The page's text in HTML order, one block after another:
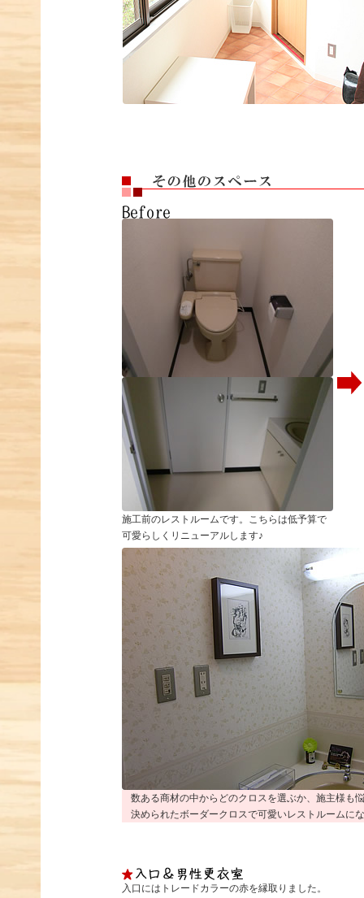
施工前のレストルームです。こちらは低予算で
可愛らしくリニューアルします♪
数ある商材の中からどのクロスを選ぶか、施主様も
決められたボーダークロスで可愛いレストルームに
入口にはトレードカラーの赤を縁取りました。